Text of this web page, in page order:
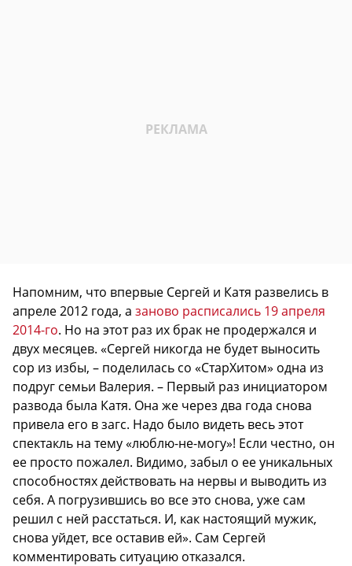
Напомним, что впервые Сергей и Катя развелись в
апреле 2012 года, а заново расписались 19 апреля
2014-го. Но на этот раз их брак не продержался и
двух месяцев. «Сергей никогда не будет выносить
сор из избы, – поделилась со «СтарХитом» одна из
подруг семьи Валерия. – Первый раз инициатором
развода была Катя. Она же через два года снова
привела его в загс. Надо было видеть весь этот
спектакль на тему «люблю-не-могу»! Если честно, он
ее просто пожалел. Видимо, забыл о ее уникальных
способностях действовать на нервы и выводить из
себя. А погрузившись во все это снова, уже сам
решил с ней расстаться. И, как настоящий мужик,
снова уйдет, все оставив ей». Сам Сергей
комментировать ситуацию отказался.